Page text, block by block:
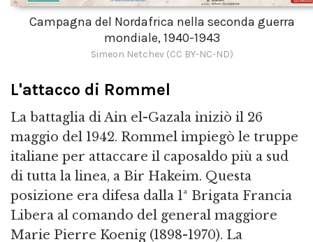
Campagna del Nordafrica nella seconda guerra
mondiale, 1940-1943
Simeon Netchev (CC BY-NC-ND)
L'attacco di Rommel
La battaglia di Ain el-Gazala iniziò il 26
maggio del 1942. Rommel impiegò le truppe
italiane per attaccare il caposaldo più a sud
di tutta la linea, a Bir Hakeim. Questa
posizione era difesa dalla 1ª Brigata Francia
Libera al comando del general maggiore
Marie Pierre Koenig (1898-1970). La